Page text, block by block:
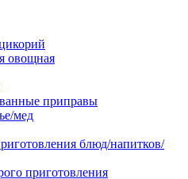
овощная
приправы
мед
блюд/напитков/
приготовления